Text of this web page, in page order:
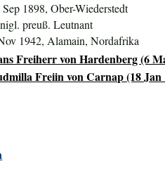
Sep 1898, Ober-Wiederstedt
preuß. Leutnant
1942, Alamain, Nordafrika
Freiherr von Hardenberg (6
Freiin von Carnap (18 Jan